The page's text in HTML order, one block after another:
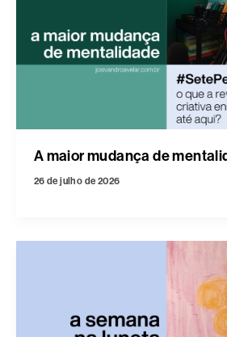
A maior mudança de
26 de julho de 2026